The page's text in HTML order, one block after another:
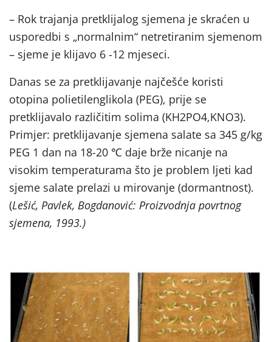
– Rok trajanja pretklijalog sjemena je skraćen u
usporedbi s „normalnim“ netretiranim sjemenom
– sjeme je klijavo 6 -12 mjeseci.
Danas se za pretklijavanje najčešće koristi
otopina polietilenglikola (PEG), prije se
pretklijavalo različitim solima (KH2PO4,KNO3).
Primjer: pretklijavanje sjemena salate sa 345 g/kg
PEG 1 dan na 18-20 ℃ daje brže nicanje na
visokim temperaturama što je problem ljeti kad
sjeme salate prelazi u mirovanje (dormantnost).
(Lešić, Pavlek, Bogdanović: Proizvodnja povrtnog
sjemena, 1993.)